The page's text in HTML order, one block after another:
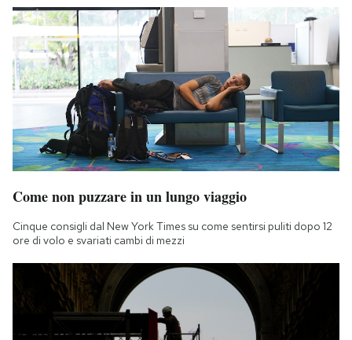
Come non puzzare in un lungo viaggio
Cinque consigli dal New York Times su come sentirsi puliti dopo 12
ore di volo e svariati cambi di mezzi